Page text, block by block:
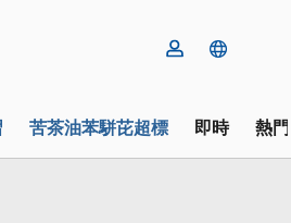
苦茶油苯駢芘超標 即時 熱